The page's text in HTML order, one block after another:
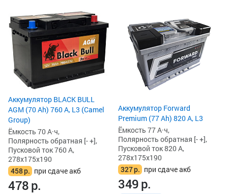
Аккумулятор BLACK BULL
AGM (70 Ah) 760 А, L3 (Camel
Group)
Ёмкость 70 А·ч,
Полярность обратная [- +],
Пусковой ток 760 А,
278x175x190
458р. при сдаче акб
478р.
Аккумулятор Forward
Premium (77 Ah) 820 А, L3
Ёмкость 77 А·ч,
Полярность обратная [- +],
Пусковой ток 820 А,
278x175x190
327р. при сдаче акб
349р.